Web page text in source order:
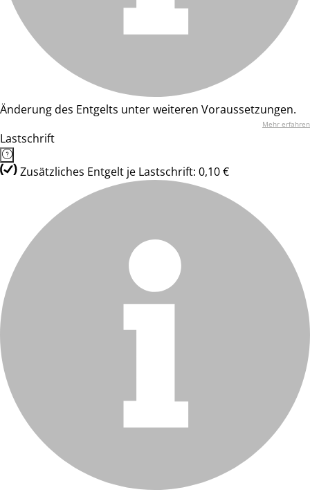
Änderung des Entgelts unter weiteren Voraussetzungen.
Mehr erfahren
Lastschrift
Zusätzliches Entgelt je Lastschrift: 0,10 €